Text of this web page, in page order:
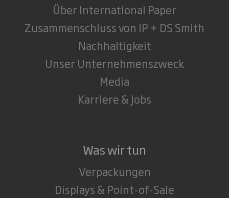
Über International Paper
Zusammenschluss von IP + DS Smith
Nachhaltigkeit
Unser Unternehmenszweck
Media
Karriere & Jobs
Was wir tun
Verpackungen
Displays & Point-of-Sale